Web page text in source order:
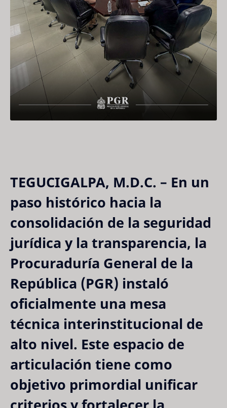
TEGUCIGALPA, M.D.C. – En un
paso histórico hacia la
consolidación de la seguridad
jurídica y la transparencia, la
Procuraduría General de la
República (PGR) instaló
oficialmente una mesa
técnica interinstitucional de
alto nivel. Este espacio de
articulación tiene como
objetivo primordial unificar